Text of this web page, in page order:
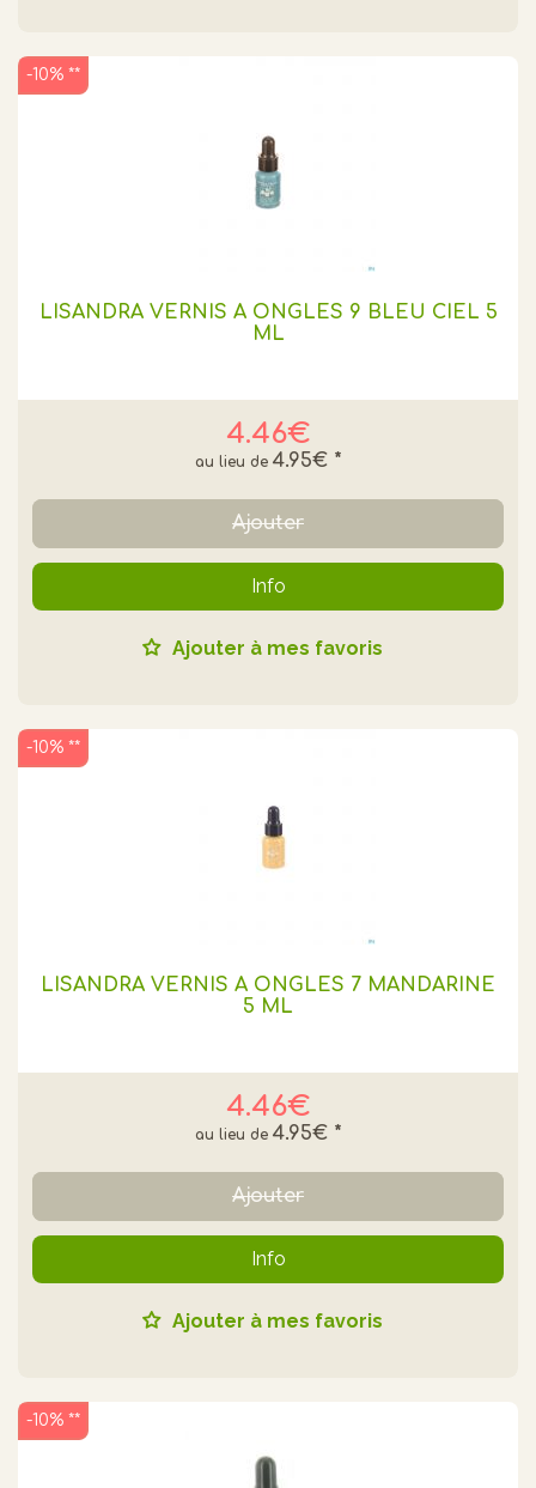
LISANDRA VERNIS A ONGLES 9 BLEU CIEL 5
ML
4.46€
4.95€ *
-10% **
Ajouter
Info
Ajouter à mes favoris
LISANDRA VERNIS A ONGLES 7 MANDARINE
5 ML
4.46€
4.95€ *
-10% **
Ajouter
Info
Ajouter à mes favoris
-10% **